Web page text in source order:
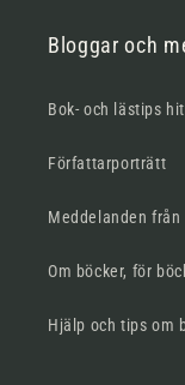
Bloggar och
Bok- och lästips
Författarporträtt
Meddelanden
Om böcker, för
Hjälp och tips om